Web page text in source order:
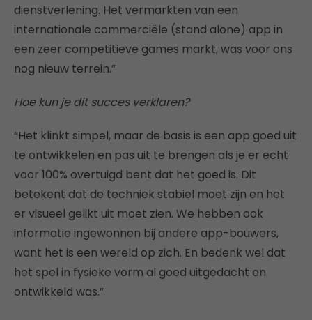
dienstverlening. Het vermarkten van een
internationale commerciële (stand alone) app in
een zeer competitieve games markt, was voor ons
nog nieuw terrein.”
Hoe kun je dit succes verklaren?
“Het klinkt simpel, maar de basis is een app goed uit
te ontwikkelen en pas uit te brengen als je er echt
voor 100% overtuigd bent dat het goed is. Dit
betekent dat de techniek stabiel moet zijn en het
er visueel gelikt uit moet zien. We hebben ook
informatie ingewonnen bij andere app-bouwers,
want het is een wereld op zich. En bedenk wel dat
het spel in fysieke vorm al goed uitgedacht en
ontwikkeld was.”